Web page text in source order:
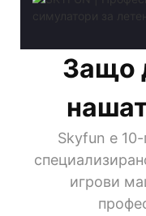
Защо
Skyfun е
игрови